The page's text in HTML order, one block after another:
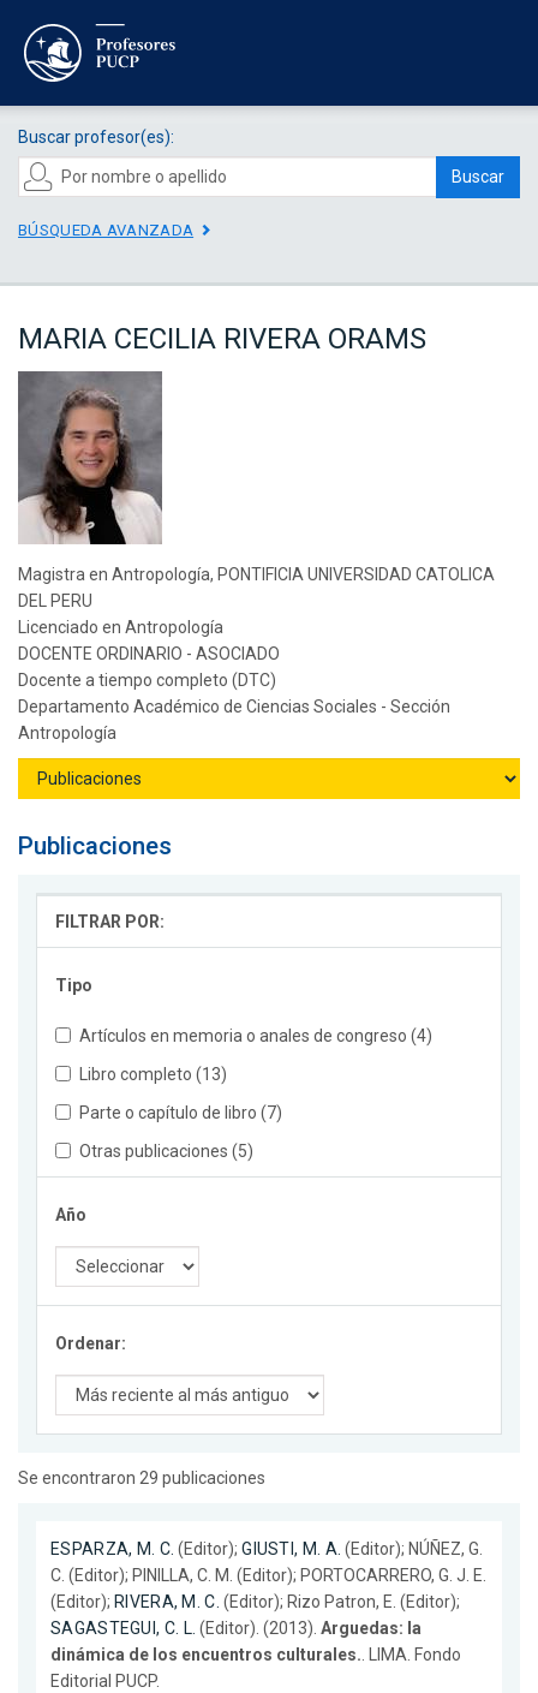
Buscar profesor(es):
Buscar
BÚSQUEDA AVANZADA
MARIA CECILIA RIVERA ORAMS
Magistra en Antropología, PONTIFICIA UNIVERSIDAD CATOLICA
DEL PERU
Licenciado en Antropología
DOCENTE ORDINARIO - ASOCIADO
Docente a tiempo completo (DTC)
Departamento Académico de Ciencias Sociales - Sección
Antropología
Publicaciones
FILTRAR POR:
Tipo
Artículos en memoria o anales de congreso (4)
Libro completo (13)
Parte o capítulo de libro (7)
Otras publicaciones (5)
Año
Ordenar:
Se encontraron 29 publicaciones
ESPARZA, M. C. (Editor);GIUSTI, M. A. (Editor); NÚÑEZ, G.
C. (Editor); PINILLA, C. M. (Editor); PORTOCARRERO, G. J. E.
(Editor); RIVERA, M. C. (Editor); Rizo Patron, E. (Editor);
SAGASTEGUI, C. L. (Editor). (2013).Arguedas: la
dinámica de los encuentros culturales.. LIMA. Fondo
Editorial PUCP.